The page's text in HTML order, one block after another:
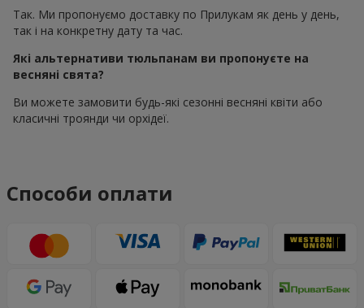
Так. Ми пропонуємо доставку по Прилукам як день у день,
так і на конкретну дату та час.
Які альтернативи тюльпанам ви пропонуєте на
весняні свята?
Ви можете замовити будь-які сезонні весняні квіти або
класичні троянди чи орхідеї.
Способи оплати